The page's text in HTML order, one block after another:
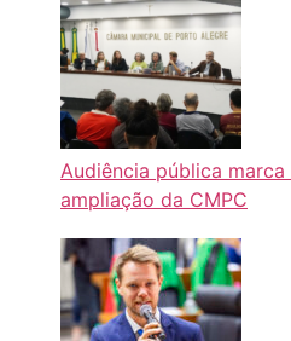
Audiência pública
ampliação da CMPC